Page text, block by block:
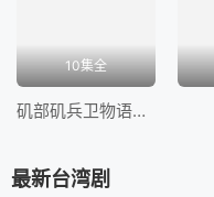
10集全
矶部矶兵卫物语～浮世多辛苦～
最新台湾剧